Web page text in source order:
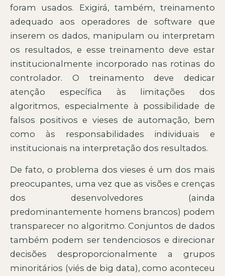
foram usados. Exigirá, também, treinamento
adequado aos operadores de software que
inserem os dados, manipulam ou interpretam
os resultados, e esse treinamento deve estar
institucionalmente incorporado nas rotinas do
controlador. O treinamento deve dedicar
atenção específica às limitações dos
algoritmos, especialmente à possibilidade de
falsos positivos e vieses de automação, bem
como às responsabilidades individuais e
institucionais na interpretação dos resultados.
De fato, o problema dos vieses é um dos mais
preocupantes, uma vez que as visões e crenças
dos desenvolvedores (ainda
predominantemente homens brancos) podem
transparecer no algoritmo. Conjuntos de dados
também podem ser tendenciosos e direcionar
decisões desproporcionalmente a grupos
minoritários (viés de big data), como aconteceu